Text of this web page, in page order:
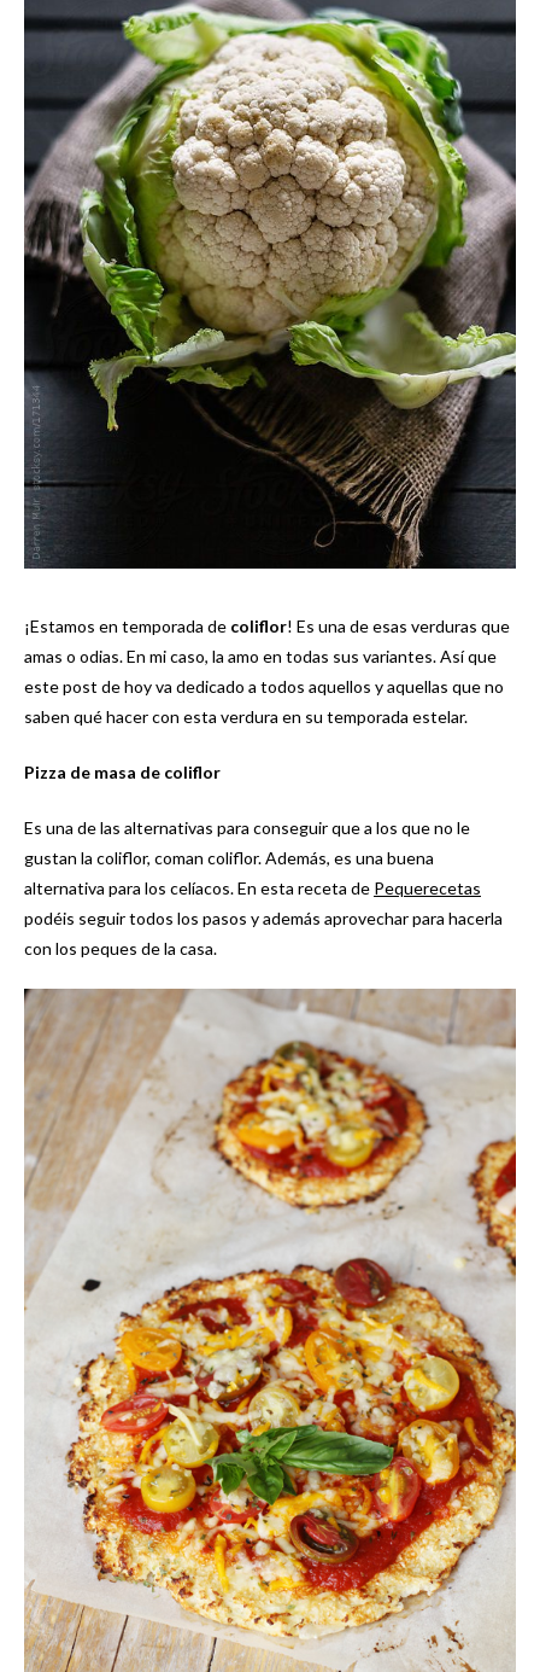
¡Estamos en temporada de coliflor! Es una de esas verduras que
amas o odias. En mi caso, la amo en todas sus variantes. Así que
este post de hoy va dedicado a todos aquellos y aquellas que no
saben qué hacer con esta verdura en su temporada estelar.
Pizza de masa de coliflor
Es una de las alternativas para conseguir que a los que no le
gustan la coliflor, coman coliflor. Además, es una buena
alternativa para los celíacos. En esta receta de Pequerecetas
podéis seguir todos los pasos y además aprovechar para hacerla
con los peques de la casa.